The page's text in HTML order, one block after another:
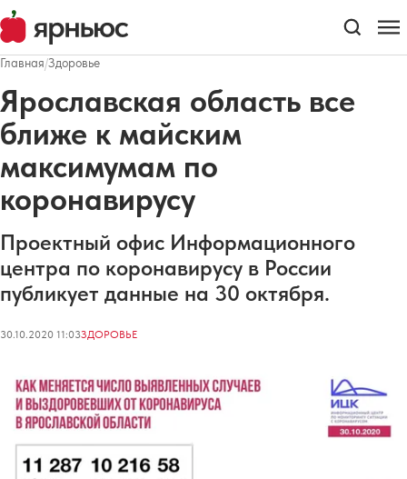
Главная/Здоровье
Ярославская область все
ближе к майским
максимумам по
коронавирусу
Проектный офис Информационного
центра по коронавирусу в России
публикует данные на 30 октября.
30.10.2020 11:03ЗДОРОВЬЕ